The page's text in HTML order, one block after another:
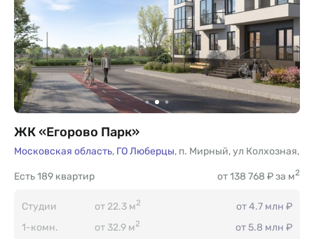
ЖК «Егорово Парк»
Московская область, ГО Люберцы, п. Мирный,ул Колхозная,
189 квартир
Есть от 138 768 ₽ за м2
Студии от 22.3 м2
от 4.7 млн ₽
1-комн.
от 32.9 м2
от 5.8 млн ₽